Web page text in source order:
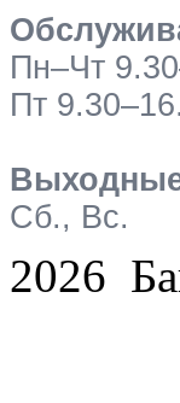
Пн–Чт
Пт
Сб., Вс.
2026